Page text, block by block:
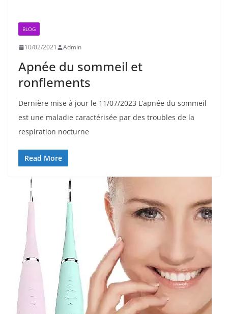
BLOG
10/02/2021 Admin
Apnée du sommeil et
ronflements
Dernière mise à jour le 11/07/2023 L’apnée du sommeil
est une maladie caractérisée par des troubles de la
respiration nocturne
Read More